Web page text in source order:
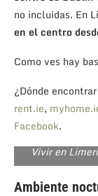
no incluidas. En
en el centro
Como ves hay
¿Dónde
rent.ie,
Facebook.
Vivir en
Ambiente